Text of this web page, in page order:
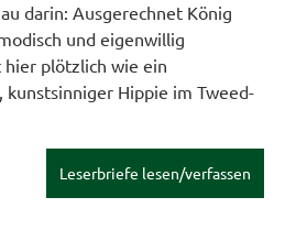
darin: Ausgerechnet König
und eigenwillig
plötzlich wie ein
kunstsinniger Hippie im Tweed-
Leserbriefe lesen/verfassen